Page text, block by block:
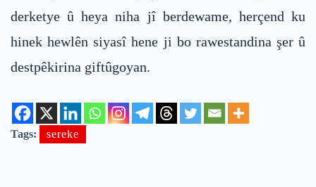
derketye û heya niha jî berdewame, herçend ku
hinek hewlên siyasî hene ji bo rawestandina şer û
destpêkirina giftûgoyan.
Tags: sereke